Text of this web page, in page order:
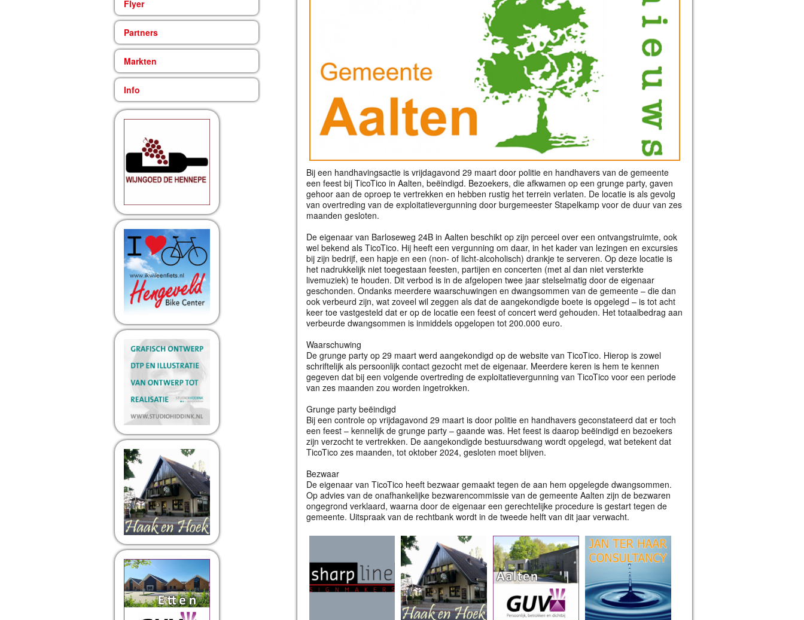
Flyer
Partners
Markten
Info
Bij een handhavingsactie is vrijdagavond 29 maart door politie en handhavers van de gemeente
een feest bij TicoTico in Aalten, beëindigd. Bezoekers, die afkwamen op een grunge party, gaven
gehoor aan de oproep te vertrekken en hebben rustig het terrein verlaten. De locatie is als gevolg
van overtreding van de exploitatievergunning door burgemeester Stapelkamp voor de duur van zes
maanden gesloten.
De eigenaar van Barloseweg 24B in Aalten beschikt op zijn perceel over een ontvangstruimte, ook
wel bekend als TicoTico. Hij heeft een vergunning om daar, in het kader van lezingen en excursies
bij zijn bedrijf, een hapje en een (non- of licht-alcoholisch) drankje te serveren. Op deze locatie is
het nadrukkelijk niet toegestaan feesten, partijen en concerten (met al dan niet versterkte
livemuziek) te houden. Dit verbod is in de afgelopen twee jaar stelselmatig door de eigenaar
geschonden. Ondanks meerdere waarschuwingen en dwangsommen van de gemeente – die dan
ook verbeurd zijn, wat zoveel wil zeggen als dat de aangekondigde boete is opgelegd – is tot acht
keer toe vastgesteld dat er op de locatie een feest of concert werd gehouden. Het totaalbedrag aan
verbeurde dwangsommen is inmiddels opgelopen tot 200.000 euro.
Waarschuwing
De grunge party op 29 maart werd aangekondigd op de website van TicoTico. Hierop is zowel
schriftelijk als persoonlijk contact gezocht met de eigenaar. Meerdere keren is hem te kennen
gegeven dat bij een volgende overtreding de exploitatievergunning van TicoTico voor een periode
van zes maanden zou worden ingetrokken.
Grunge party beëindigd
Bij een controle op vrijdagavond 29 maart is door politie en handhavers geconstateerd dat er toch
een feest – kennelijk de grunge party – gaande was. Het feest is daarop beëindigd en bezoekers
zijn verzocht te vertrekken. De aangekondigde bestuursdwang wordt opgelegd, wat betekent dat
TicoTico zes maanden, tot oktober 2024, gesloten moet blijven.
Bezwaar
De eigenaar van TicoTico heeft bezwaar gemaakt tegen de aan hem opgelegde dwangsommen.
Op advies van de onafhankelijke bezwarencommissie van de gemeente Aalten zijn de bezwaren
ongegrond verklaard, waarna door de eigenaar een gerechtelijke procedure is gestart tegen de
gemeente. Uitspraak van de rechtbank wordt in de tweede helft van dit jaar verwacht.